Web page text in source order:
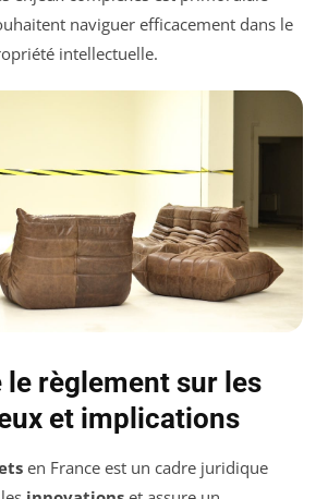
naviguer efficacement dans le
intellectuelle.
le règlement sur les
et implications
en France est un cadre juridique